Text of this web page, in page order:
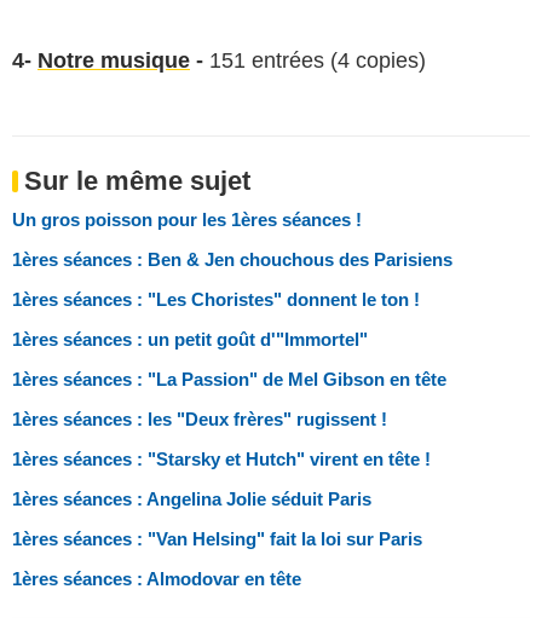
4- Notre musique - 151 entrées (4 copies)
Sur le même sujet
Un gros poisson pour les 1ères séances !
1ères séances : Ben & Jen chouchous des Parisiens
1ères séances : "Les Choristes" donnent le ton !
1ères séances : un petit goût d'"Immortel"
1ères séances : "La Passion" de Mel Gibson en tête
1ères séances : les "Deux frères" rugissent !
1ères séances : "Starsky et Hutch" virent en tête !
1ères séances : Angelina Jolie séduit Paris
1ères séances : "Van Helsing" fait la loi sur Paris
1ères séances : Almodovar en tête